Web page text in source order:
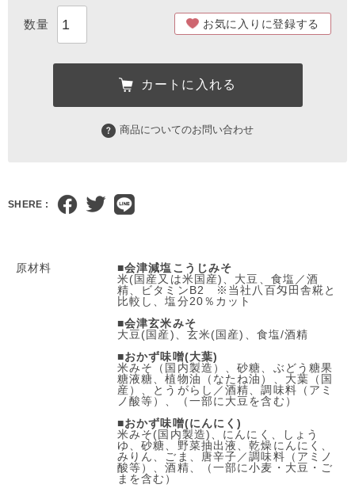
お気に入りに登録する
カートに入れる
商品についてのお問い合わせ
SHERE :
原材料
■会津減塩こうじみそ
米(国産又は米国産)、大豆、食塩／酒
精、ビタミンB2 ※当社八百匁田舎糀と
比較し、塩分20％カット
■会津玄米みそ
大豆(国産)、玄米(国産)、食塩/酒精
■おかず味噌(大葉)
米みそ（国内製造）、砂糖、ぶどう糖果
糖液糖、植物油（なたね油）、大葉（国
産）、とうがらし／酒精、調味料（アミ
ノ酸等）、（一部に大豆を含む）
■おかず味噌(にんにく)
米みそ(国内製造)、にんにく、しょう
ゆ、砂糖、野菜抽出液、乾燥にんにく、
みりん、ごま、唐辛子／調味料（アミノ
酸等）、酒精、（一部に小麦・大豆・ご
まを含む）